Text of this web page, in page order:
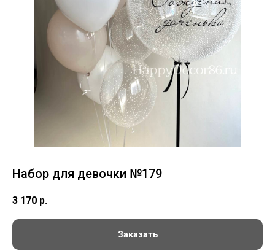
Набор для девочки №179
3 170 р.
Заказать